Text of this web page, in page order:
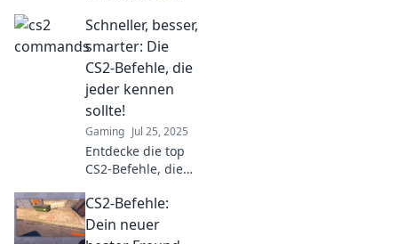
ultimativen
Wettbewerbsvorteil im
Spiel verschaffen! Jetzt
klicken und besser
werden!
Schneller, besser,
smarter: Die
CS2-Befehle, die
jeder kennen
sollte!
Gaming Jul 25, 2025
Entdecke die top
CS2-Befehle, die
revolutionieren!
Schneller, besser,
smarter – lass dich
CS2-Befehle:
Dein neuer